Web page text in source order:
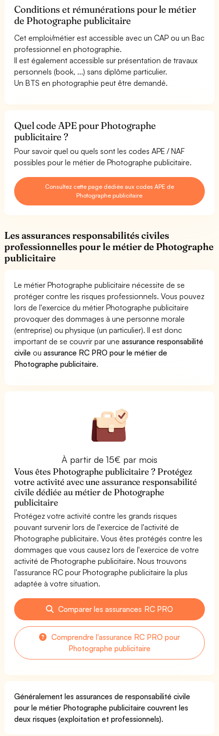
Conditions et rémunérations pour le métier
de Photographe publicitaire
Cet emploi/métier est accessible avec un CAP ou un Bac
professionnel en photographie.
Il est également accessible sur présentation de travaux
personnels (book, ...) sans diplôme particulier.
Un BTS en photographie peut être demandé.
Quel code APE pour Photographe
publicitaire ?
Pour savoir quel ou quels sont les codes APE / NAF
possibles pour le métier de Photographe publicitaire.
Consultez cette page dédiée aux codes APE de
Photographe publicitaire
Les assurances responsabilités civiles
professionnelles pour le métier de Photographe
publicitaire
Le métier Photographe publicitaire nécessite de se
protéger contre les risques professionnels. Vous pouvez
lors de l'exercice du métier Photographe publicitaire
provoquer des dommages à une personne morale
(entreprise) ou physique (un particulier). Il est donc
important de se couvrir par uneassurance responsabilité
civile ouassurance RC PRO pour le métier de
Photographe publicitaire.
À partir de 15€ par mois
Vous êtes Photographe publicitaire ? Protégez
votre activité avec une assurance responsabilité
civile dédiée au métier de Photographe
publicitaire
Protégez votre activité contre les grands risques
pouvant survenir lors de l'exercice de l'activité de
Photographe publicitaire. Vous êtes protégés contre les
dommages que vous causez lors de l'exercice de votre
activité de Photographe publicitaire. Nous trouvons
l'assurance RC pour Photographe publicitaire la plus
adaptée à votre situation.
Comparer les assurances RC PRO
Comprendre l'assurance RC PRO pour
Photographe publicitaire
Généralement les assurances de responsabilité civile
pour le métier Photographe publicitaire couvrent les
deux risques (exploitation et professionnels).